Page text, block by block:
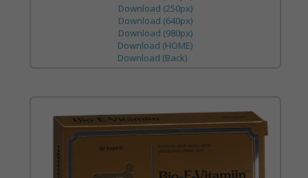
Download (250px)
Download (640px)
Download (980px)
Download (HOME)
Download (Back)